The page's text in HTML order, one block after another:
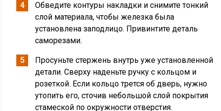
Обведите контуры накладки и снимите тонкий
слой материала, чтобы железка была
установлена заподлицо. Привинтите деталь
саморезами.
Просуньте стержень внутрь уже установленной
детали. Сверху наденьте ручку с кольцом и
розеткой. Если кольцо трется об дверь, нужно
утопить его, сточив небольшой слой покрытия
стамеской по окружности отверстия.